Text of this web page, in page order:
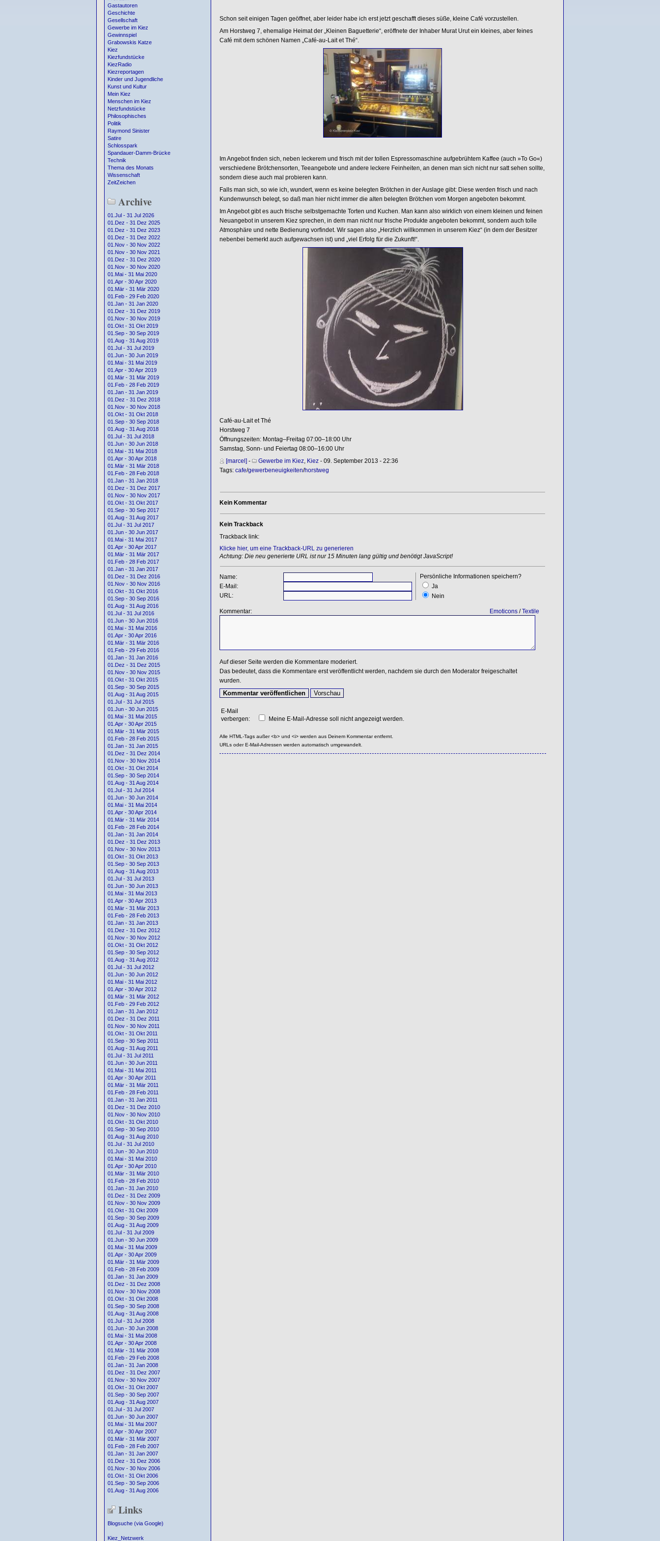
Gastautoren
Geschichte
Gesellschaft
Gewerbe im Kiez
Gewinnspiel
Grabowskis Katze
Kiez
Kiezfundstücke
KiezRadio
Kiezreportagen
Kinder und Jugendliche
Kunst und Kultur
Mein Kiez
Menschen im Kiez
Netzfundstücke
Philosophisches
Politik
Raymond Sinister
Satire
Schlosspark
Spandauer-Damm-Brücke
Technik
Thema des Monats
Wissenschaft
ZeitZeichen
Archive
01.Jul - 31 Jul 2026
01.Dez - 31 Dez 2025
01.Dez - 31 Dez 2023
01.Dez - 31 Dez 2022
01.Nov - 30 Nov 2022
01.Nov - 30 Nov 2021
01.Dez - 31 Dez 2020
01.Nov - 30 Nov 2020
01.Mai - 31 Mai 2020
01.Apr - 30 Apr 2020
01.Mär - 31 Mär 2020
01.Feb - 29 Feb 2020
01.Jan - 31 Jan 2020
01.Dez - 31 Dez 2019
01.Nov - 30 Nov 2019
01.Okt - 31 Okt 2019
01.Sep - 30 Sep 2019
01.Aug - 31 Aug 2019
01.Jul - 31 Jul 2019
01.Jun - 30 Jun 2019
01.Mai - 31 Mai 2019
01.Apr - 30 Apr 2019
01.Mär - 31 Mär 2019
01.Feb - 28 Feb 2019
01.Jan - 31 Jan 2019
01.Dez - 31 Dez 2018
01.Nov - 30 Nov 2018
01.Okt - 31 Okt 2018
01.Sep - 30 Sep 2018
01.Aug - 31 Aug 2018
01.Jul - 31 Jul 2018
01.Jun - 30 Jun 2018
01.Mai - 31 Mai 2018
01.Apr - 30 Apr 2018
01.Mär - 31 Mär 2018
01.Feb - 28 Feb 2018
01.Jan - 31 Jan 2018
01.Dez - 31 Dez 2017
01.Nov - 30 Nov 2017
01.Okt - 31 Okt 2017
01.Sep - 30 Sep 2017
01.Aug - 31 Aug 2017
01.Jul - 31 Jul 2017
01.Jun - 30 Jun 2017
01.Mai - 31 Mai 2017
01.Apr - 30 Apr 2017
01.Mär - 31 Mär 2017
01.Feb - 28 Feb 2017
01.Jan - 31 Jan 2017
01.Dez - 31 Dez 2016
01.Nov - 30 Nov 2016
01.Okt - 31 Okt 2016
01.Sep - 30 Sep 2016
01.Aug - 31 Aug 2016
01.Jul - 31 Jul 2016
01.Jun - 30 Jun 2016
01.Mai - 31 Mai 2016
01.Apr - 30 Apr 2016
01.Mär - 31 Mär 2016
01.Feb - 29 Feb 2016
01.Jan - 31 Jan 2016
01.Dez - 31 Dez 2015
01.Nov - 30 Nov 2015
01.Okt - 31 Okt 2015
01.Sep - 30 Sep 2015
01.Aug - 31 Aug 2015
01.Jul - 31 Jul 2015
01.Jun - 30 Jun 2015
01.Mai - 31 Mai 2015
01.Apr - 30 Apr 2015
01.Mär - 31 Mär 2015
01.Feb - 28 Feb 2015
01.Jan - 31 Jan 2015
01.Dez - 31 Dez 2014
01.Nov - 30 Nov 2014
01.Okt - 31 Okt 2014
01.Sep - 30 Sep 2014
01.Aug - 31 Aug 2014
01.Jul - 31 Jul 2014
01.Jun - 30 Jun 2014
01.Mai - 31 Mai 2014
01.Apr - 30 Apr 2014
01.Mär - 31 Mär 2014
01.Feb - 28 Feb 2014
01.Jan - 31 Jan 2014
01.Dez - 31 Dez 2013
01.Nov - 30 Nov 2013
01.Okt - 31 Okt 2013
01.Sep - 30 Sep 2013
01.Aug - 31 Aug 2013
01.Jul - 31 Jul 2013
01.Jun - 30 Jun 2013
01.Mai - 31 Mai 2013
01.Apr - 30 Apr 2013
01.Mär - 31 Mär 2013
01.Feb - 28 Feb 2013
01.Jan - 31 Jan 2013
01.Dez - 31 Dez 2012
01.Nov - 30 Nov 2012
01.Okt - 31 Okt 2012
01.Sep - 30 Sep 2012
01.Aug - 31 Aug 2012
01.Jul - 31 Jul 2012
01.Jun - 30 Jun 2012
01.Mai - 31 Mai 2012
01.Apr - 30 Apr 2012
01.Mär - 31 Mär 2012
01.Feb - 29 Feb 2012
01.Jan - 31 Jan 2012
01.Dez - 31 Dez 2011
01.Nov - 30 Nov 2011
01.Okt - 31 Okt 2011
01.Sep - 30 Sep 2011
01.Aug - 31 Aug 2011
01.Jul - 31 Jul 2011
01.Jun - 30 Jun 2011
01.Mai - 31 Mai 2011
01.Apr - 30 Apr 2011
01.Mär - 31 Mär 2011
01.Feb - 28 Feb 2011
01.Jan - 31 Jan 2011
01.Dez - 31 Dez 2010
01.Nov - 30 Nov 2010
01.Okt - 31 Okt 2010
01.Sep - 30 Sep 2010
01.Aug - 31 Aug 2010
01.Jul - 31 Jul 2010
01.Jun - 30 Jun 2010
01.Mai - 31 Mai 2010
01.Apr - 30 Apr 2010
01.Mär - 31 Mär 2010
01.Feb - 28 Feb 2010
01.Jan - 31 Jan 2010
01.Dez - 31 Dez 2009
01.Nov - 30 Nov 2009
01.Okt - 31 Okt 2009
01.Sep - 30 Sep 2009
01.Aug - 31 Aug 2009
01.Jul - 31 Jul 2009
01.Jun - 30 Jun 2009
01.Mai - 31 Mai 2009
01.Apr - 30 Apr 2009
01.Mär - 31 Mär 2009
01.Feb - 28 Feb 2009
01.Jan - 31 Jan 2009
01.Dez - 31 Dez 2008
01.Nov - 30 Nov 2008
01.Okt - 31 Okt 2008
01.Sep - 30 Sep 2008
01.Aug - 31 Aug 2008
01.Jul - 31 Jul 2008
01.Jun - 30 Jun 2008
01.Mai - 31 Mai 2008
01.Apr - 30 Apr 2008
01.Mär - 31 Mär 2008
01.Feb - 29 Feb 2008
01.Jan - 31 Jan 2008
01.Dez - 31 Dez 2007
01.Nov - 30 Nov 2007
01.Okt - 31 Okt 2007
01.Sep - 30 Sep 2007
01.Aug - 31 Aug 2007
01.Jul - 31 Jul 2007
01.Jun - 30 Jun 2007
01.Mai - 31 Mai 2007
01.Apr - 30 Apr 2007
01.Mär - 31 Mär 2007
01.Feb - 28 Feb 2007
01.Jan - 31 Jan 2007
01.Dez - 31 Dez 2006
01.Nov - 30 Nov 2006
01.Okt - 31 Okt 2006
01.Sep - 30 Sep 2006
01.Aug - 31 Aug 2006
Links
Blogsuche (via Google)
Kiez_Netzwerk
Schon seit einigen Tagen geöffnet, aber leider habe ich erst jetzt geschafft dieses süße, kleine Café vorzustellen.
Am Horstweg 7, ehemalige Heimat der „Kleinen Baguetterie“, eröffnete der Inhaber Murat Urut ein kleines, aber feines
Café mit dem schönen Namen „Café-au-Lait et Thé“.
Im Angebot finden sich, neben leckerem und frisch mit der tollen Espressomaschine aufgebrühtem Kaffee (auch »To Go«)
verschiedene Brötchensorten, Teeangebote und andere leckere Feinheiten, an denen man sich nicht nur satt sehen sollte,
sondern diese auch mal probieren kann.
Falls man sich, so wie ich, wundert, wenn es keine belegten Brötchen in der Auslage gibt: Diese werden frisch und nach
Kundenwunsch belegt, so daß man hier nicht immer die alten belegten Brötchen vom Morgen angeboten bekommt.
Im Angebot gibt es auch frische selbstgemachte Torten und Kuchen. Man kann also wirklich von einem kleinen und feinen
Neuangebot in unserem Kiez sprechen, in dem man nicht nur frische Produkte angeboten bekommt, sondern auch tolle
Atmosphäre und nette Bedienung vorfindet. Wir sagen also „Herzlich willkommen in unserem Kiez“ (in dem der Besitzer
nebenbei bemerkt auch aufgewachsen ist) und „viel Erfolg für die Zukunft!“.
Café-au-Lait et Thé
Horstweg 7
Öffnungszeiten: Montag–Freitag 07:00–18:00 Uhr
Samstag, Sonn- und Feiertag 08:00–16:00 Uhr
[marcel]- Gewerbe im Kiez, Kiez- 09. September 2013 - 22:36
Tags: cafe/gewerbeneuigkeiten/horstweg
Kein Kommentar
Kein Trackback
Trackback link:
Klicke hier, um eine Trackback-URL zu generieren
Achtung: Die neu generierte URL ist nur 15 Minuten lang gültig und benötigt JavaScript!
Name:
Persönliche Informationen speichern?
Ja
Nein
E-Mail:
URL:
Kommentar: Emoticons/Textile
Auf dieser Seite werden die Kommentare moderiert.
Das bedeutet, dass die Kommentare erst veröffentlicht werden, nachdem sie durch den Moderator freigeschaltet
wurden.
E-Mail
verbergen:
Meine E-Mail-Adresse soll nicht angezeigt werden.
Alle HTML-Tags außer <b> und <i> werden aus Deinem Kommentar entfernt.
URLs oder E-Mail-Adressen werden automatisch umgewandelt.